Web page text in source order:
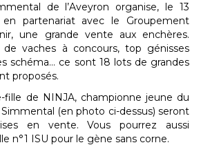
de l’Aveyron organise, le 13
en partenariat avec le Groupement
une grande vente aux enchères.
de vaches à concours, top génisses
schéma… ce sont 18 lots de grandes
proposés.
de NINJA, championne jeune du
(en photo ci-dessus) seront
en vente. Vous pourrez aussi
n°1 ISU pour le gène sans corne.